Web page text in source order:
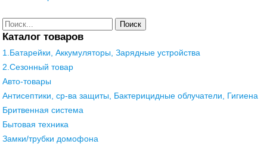
Поиск
Каталог товаров
1.Батарейки, Аккумуляторы, Зарядные устройства
2.Сезонный товар
Авто-товары
Антисептики, ср-ва защиты, Бактерицидные облучатели, Гигиена
Бритвенная система
Бытовая техника
Замки/трубки домофона